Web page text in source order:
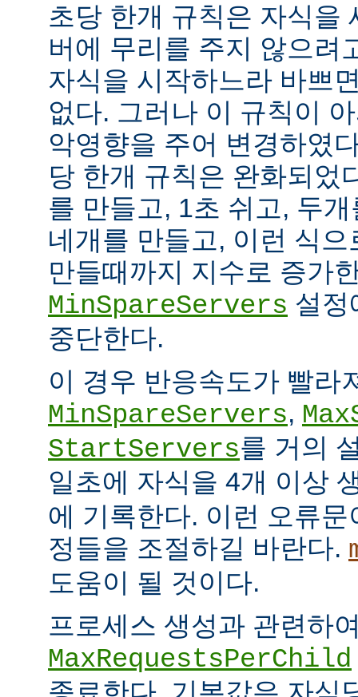
초당 한개 규칙은 자식을
버에 무리를 주지 않으려
자식을 시작하느라 바쁘
없다. 그러나 이 규칙이
악영향을 주어 변경하였
당 한개 규칙은 완화되었
를 만들고, 1초 쉬고, 두
네개를 만들고, 이런 식
만들때까지 지수로 증가
MinSpareServers 설정
중단한다.
이 경우 반응속도가 빨라
MinSpareServers,
StartServers를 거의
일초에 자식을 4개 이상
에 기록한다. 이런 오류
정들을 조절하길 바란다.
도움이 될 것이다.
프로세스 생성과 관련하
MaxRequestsPerChild